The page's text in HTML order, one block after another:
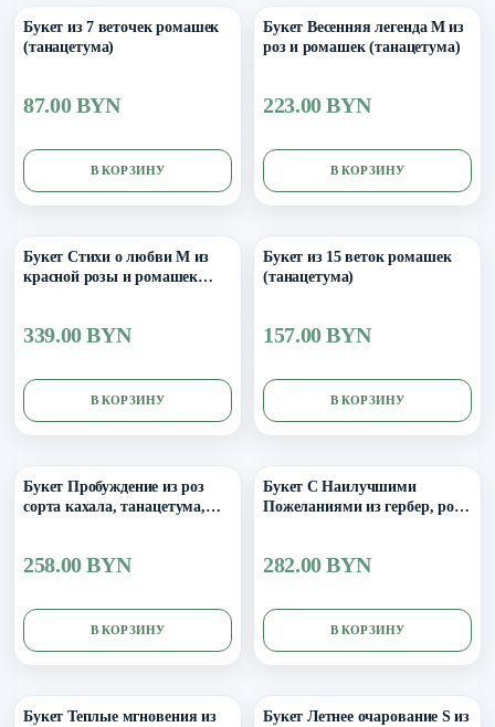
Букет из 7 веточек ромашек
(танацетума)
87.00 BYN
В КОРЗИНУ
Букет Весенняя легенда M из
роз и ромашек (танацетума)
223.00 BYN
В КОРЗИНУ
Букет Стихи о любви M из
красной розы и ромашек
339.00 BYN
В КОРЗИНУ
Букет из 15 веток ромашек
(танацетума)
157.00 BYN
В КОРЗИНУ
Букет Пробуждение из роз
сорта кахала, танацетума,
258.00 BYN
В КОРЗИНУ
Букет С Наилучшими
Пожеланиями из гербер, роз,
282.00 BYN
В КОРЗИНУ
Букет Теплые мгновения из
Букет Летнее очарование S из